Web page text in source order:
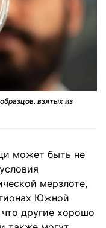
взятых из
может быть не
мерзлоте,
Южной
другие хорошо